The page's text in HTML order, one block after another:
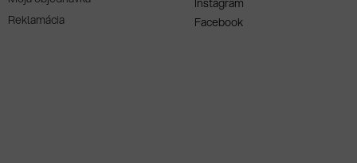
Reklamácia
Facebook